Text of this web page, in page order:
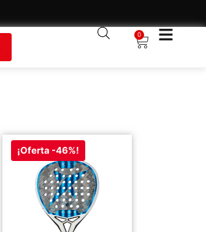
0
¡Oferta -46%!